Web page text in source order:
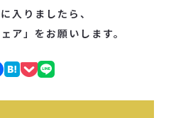
入りましたら、
ア」をお願いします。